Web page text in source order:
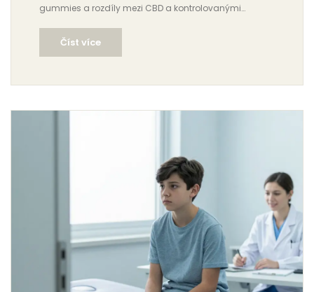
gummies a rozdíly mezi CBD a kontrolovanými
látkami v UK.
Číst více